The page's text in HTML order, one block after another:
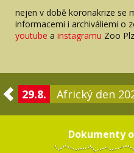
nejen v době koronakrize se
informacemi i archiváliemi o
youtube a instagramu Zoo
29.8. Africký den
Dokumenty